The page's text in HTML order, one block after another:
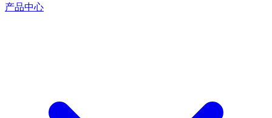
产品中心